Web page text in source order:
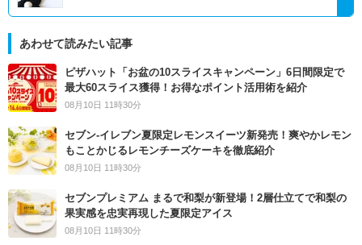
あわせて読みたい記事
ピザハット「お盆の10スライスキャンペーン」6日間限定で
最大60スライス獲得！お得なポイント活用術を紹介
08月10日 11時30分
セブン‐イレブン夏限定レモンスイーツ新発売！爽やかレモン
もことかじるレモンチーズケーキを徹底紹介
08月10日 11時30分
セブンプレミアム まるで和梨が新登場！2層仕立てで和梨の
果実感を忠実再現した夏限定アイス
08月10日 11時30分